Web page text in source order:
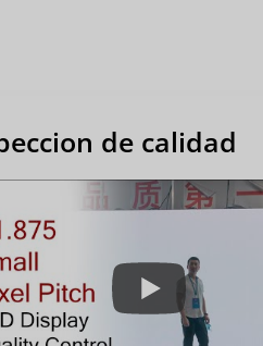
de calidad